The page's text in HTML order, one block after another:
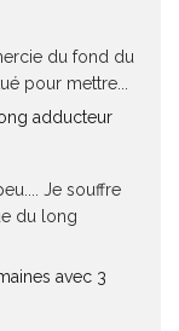
du fond du
pour mettre...
adducteur
Je souffre
du long
avec 3